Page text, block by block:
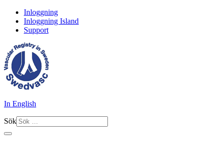
Inloggning
Inloggning Island
Support
In English
Sök